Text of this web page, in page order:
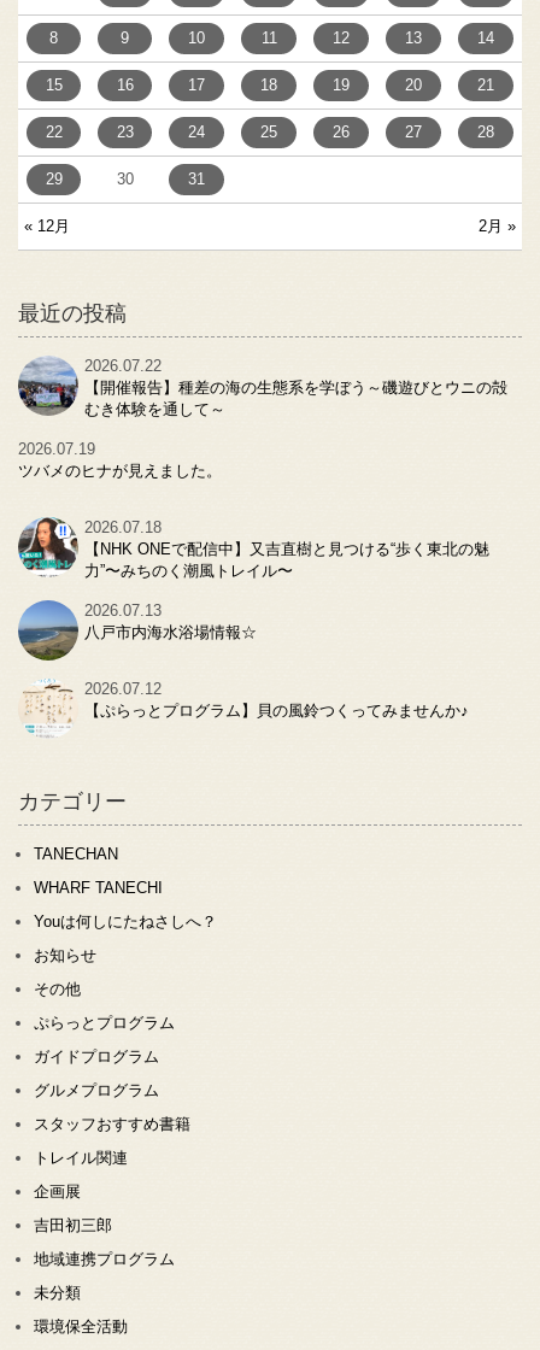
« 12月 2月 »
8 9 10 11 12 13 14
15 16 17 18 19 20 21
22 23 24 25 26 27 28
29 30 31
最近の投稿
2026.07.22
【開催報告】種差の海の生態系を学ぼう～磯遊びとウニの殻
むき体験を通して～
2026.07.19
ツバメのヒナが見えました。
2026.07.18
【NHK ONEで配信中】又吉直樹と見つける“歩く東北の魅
力”〜みちのく潮風トレイル〜
2026.07.13
八戸市内海水浴場情報☆
2026.07.12
【ぷらっとプログラム】貝の風鈴つくってみませんか♪
カテゴリー
TANECHAN
WHARF TANECHI
Youは何しにたねさしへ？
お知らせ
その他
ぷらっとプログラム
ガイドプログラム
グルメプログラム
スタッフおすすめ書籍
トレイル関連
企画展
吉田初三郎
地域連携プログラム
未分類
環境保全活動